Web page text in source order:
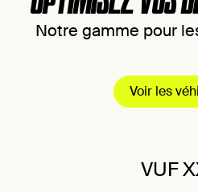
Notre gamme pour
Voir les
VUF